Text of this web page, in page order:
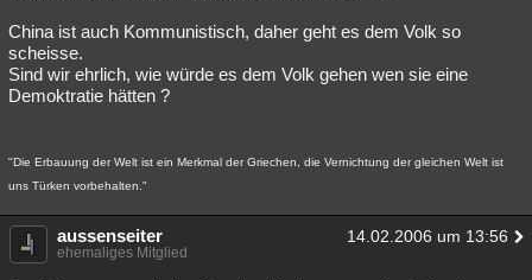
China ist auch Kommunistisch, daher geht es dem Volk so
scheisse.
Sind wir ehrlich, wie würde es dem Volk gehen wen sie eine
Demoktratie hätten ?
"Die Erbauung der Welt ist ein Merkmal der Griechen, die Vernichtung der gleichen Welt ist
uns Türken vorbehalten."
aussenseiter 14.02.2006 um 13:56
ehemaliges Mitglied